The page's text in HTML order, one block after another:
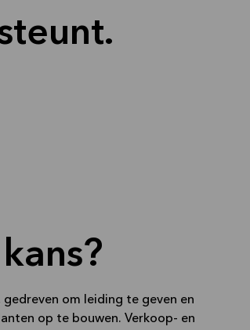
om leiding te geven en
op te bouwen. Verkoop- en